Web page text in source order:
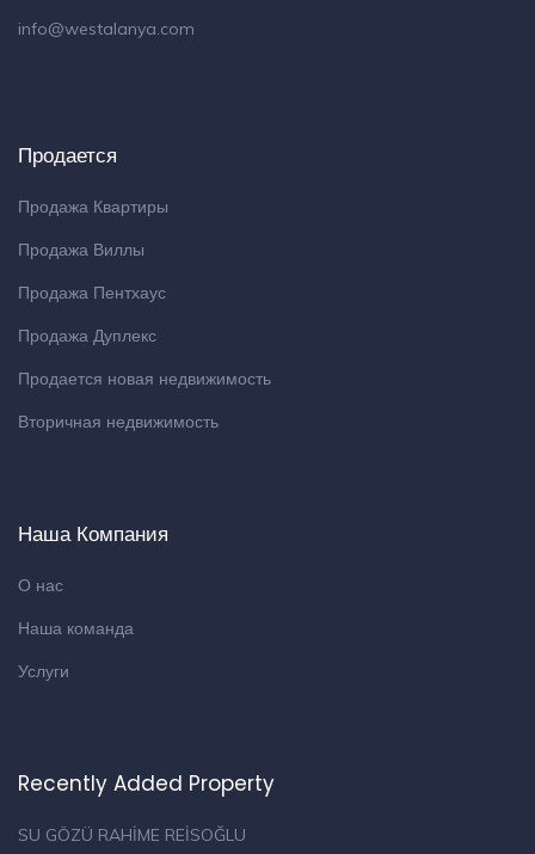
info@westalanya.com
Продается
Продажа Квартиры
Продажа Виллы
Продажа Пентхаус
Продажа Дуплекс
Продается новая недвижимость
Вторичная недвижимость
Наша Компания
О нас
Наша команда
Услуги
Recently Added Property
SU GÖZÜ RAHİME REİSOĞLU